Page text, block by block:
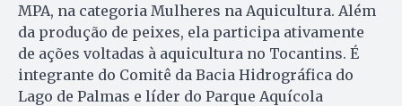
MPA, na categoria Mulheres na Aquicultura. Além
da produção de peixes, ela participa ativamente
de ações voltadas à aquicultura no Tocantins. É
integrante do Comitê da Bacia Hidrográfica do
Lago de Palmas e líder do Parque Aquícola